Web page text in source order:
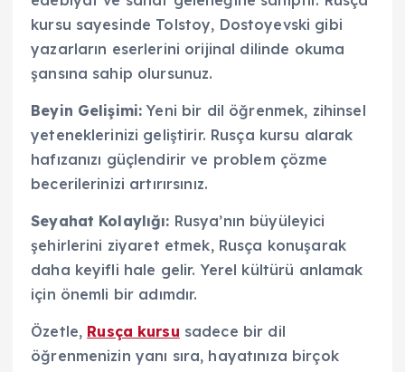
kursu sayesinde Tolstoy, Dostoyevski gibi
yazarların eserlerini orijinal dilinde okuma
şansına sahip olursunuz.
Beyin Gelişimi: Yeni bir dil öğrenmek, zihinsel
yeteneklerinizi geliştirir. Rusça kursu alarak
hafızanızı güçlendirir ve problem çözme
becerilerinizi artırırsınız.
Seyahat Kolaylığı: Rusya’nın büyüleyici
şehirlerini ziyaret etmek, Rusça konuşarak
daha keyifli hale gelir. Yerel kültürü anlamak
için önemli bir adımdır.
Özetle, Rusça kursu sadece bir dil
öğrenmenizin yanı sıra, hayatınıza birçok